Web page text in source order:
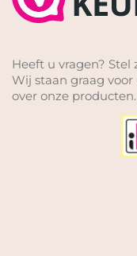
Heeft u vragen? Stel
Wij staan graag
over onze producten.